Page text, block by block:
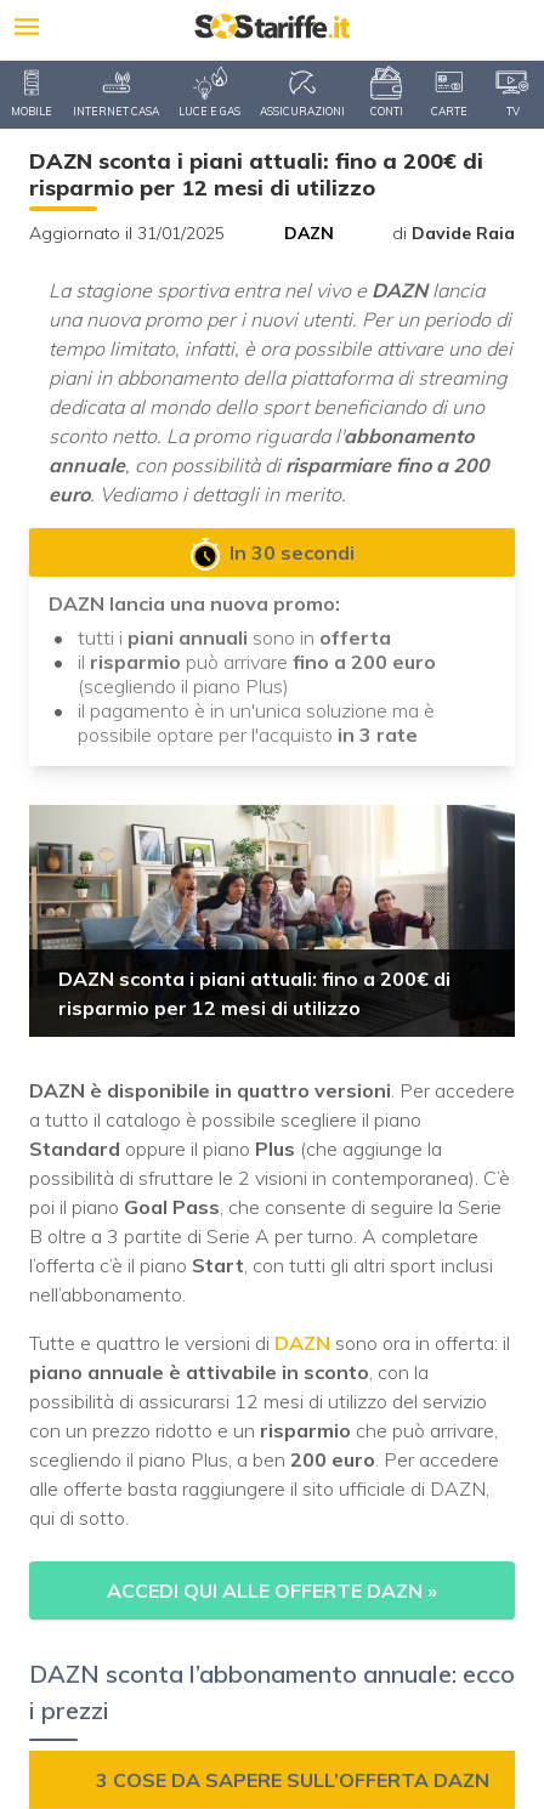
MOBILE INTERNET CASA LUCE E GAS ASSICURAZIONI CONTI CARTE TV
DAZN sconta i piani attuali: fino a 200€ di
risparmio per 12 mesi di utilizzo
Aggiornato il 31/01/2025 DAZN di Davide Raia
La stagione sportiva entra nel vivo e DAZNlancia
una nuova promo per i nuovi utenti. Per un periodo di
tempo limitato, infatti, è ora possibile attivare uno dei
piani in abbonamento della piattaforma di streaming
dedicata al mondo dello sport beneficiando di uno
sconto netto. La promo riguarda l'abbonamento
annuale, con possibilità di risparmiare fino a 200
euro. Vediamo i dettagli in merito.
In 30 secondi
DAZN lancia una nuova promo:
tutti i piani annuali sono in offerta
il risparmio può arrivare fino a 200 euro
(scegliendo il piano Plus)
il pagamento è in un'unica soluzione ma è
possibile optare per l'acquisto in 3 rate
DAZN sconta i piani attuali: fino a 200€ di
risparmio per 12 mesi di utilizzo
DAZN è disponibile in quattro versioni. Per accedere
a tutto il catalogo è possibile scegliere il piano
Standard oppure il piano Plus (che aggiunge la
possibilità di sfruttare le 2 visioni in contemporanea). C’è
poi il piano Goal Pass, che consente di seguire la Serie
B oltre a 3 partite di Serie A per turno. A completare
l’offerta c’è il piano Start, con tutti gli altri sport inclusi
nell’abbonamento.
Tutte e quattro le versioni di DAZN sono ora in offerta: il
piano annuale è attivabile in sconto, con la
possibilità di assicurarsi 12 mesi di utilizzo del servizio
con un prezzo ridotto e un risparmio che può arrivare,
scegliendo il piano Plus, a ben 200 euro. Per accedere
alle offerte basta raggiungere il sito ufficiale di DAZN,
qui di sotto.
ACCEDI QUI ALLE OFFERTE DAZN »
DAZN sconta l’abbonamento annuale: ecco
i prezzi
3 COSE DA SAPERE SULL’OFFERTA DAZN